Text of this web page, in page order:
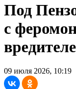
Под
с
09 июля 2026, 10:19